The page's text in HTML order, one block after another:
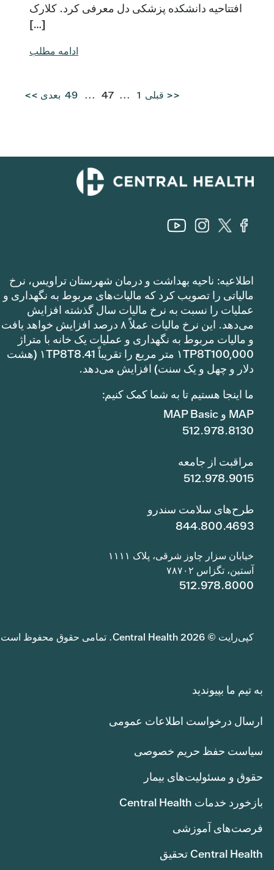
افتتاحیه دانشکده پزشکی دل معرفی کرد. کلارک
[…]
ادامه مطلب
<< قبلی 1
...
47
...
49 بعدی >>
اطلاعیه: ناحیه بهداشت و درمان شهرستان تراویس، نرخ
مالیاتی را تصویب کرد که مالیات‌های مربوط به نگهداری و
عملیات را نسبت به نرخ مالیات سال گذشته افزایش
می‌دهد. این نرخ مالیات عملاً ۸ درصد افزایش خواهد یافت
و مالیات مربوط به نگهداری و عملیات یک خانه با متراژ
۱TP8T100,000 متر مربع را تقریباً ۱TP8T8.41 (هشت
دلار و چهل و یک سنت) افزایش می‌دهد.
ما اینجا هستیم تا به شما کمک کنیم:
MAP و MAP Basic
512.978.8130
مراقبت از جامعه
512.978.9015
طرح‌های سلامت سندرو
844.800.4693
خیابان سزار چاوز شرقی، پلاک ۱۱۱۱
آستین، تگزاس ۷۸۷۰۲
512.978.8000
کپی‌رایت © 2026 Central Health. تمامی حقوق محفوظ است.
به تیم ما بپیوندید
ارسال درخواست اطلاعات عمومی
سیاست حفظ حریم خصوصی
حقوق و مسئولیت‌های بیمار
بازخورد خدمات Central Health
فرصت‌های آموزشی
Central Health تحقیق